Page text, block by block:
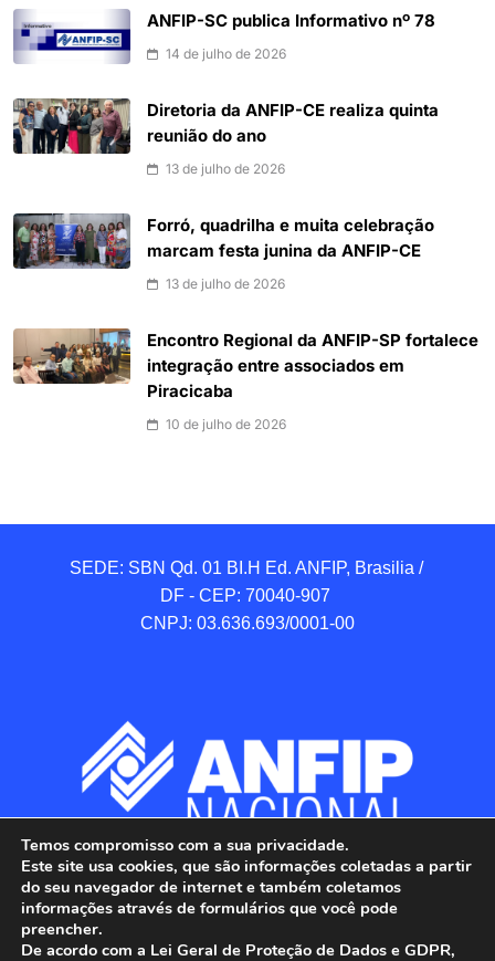
ANFIP-SC publica Informativo nº 78
14 de julho de 2026
Diretoria da ANFIP-CE realiza quinta
reunião do ano
13 de julho de 2026
Forró, quadrilha e muita celebração
marcam festa junina da ANFIP-CE
13 de julho de 2026
Encontro Regional da ANFIP-SP fortalece
integração entre associados em
Piracicaba
10 de julho de 2026
SEDE: SBN Qd. 01 BI.H Ed. ANFIP, Brasilia /
DF - CEP: 70040-907
CNPJ: 03.636.693/0001-00
Temos compromisso com a sua privacidade.
Este site usa cookies, que são informações coletadas a partir
do seu navegador de internet e também coletamos
informações através de formulários que você pode
preencher.
De acordo com a Lei Geral de Proteção de Dados e GDPR,